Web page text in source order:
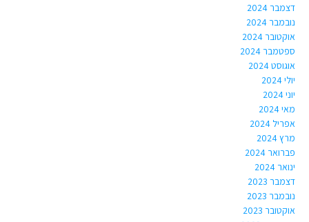
דצמבר 2024
נובמבר 2024
אוקטובר 2024
ספטמבר 2024
אוגוסט 2024
יולי 2024
יוני 2024
מאי 2024
אפריל 2024
מרץ 2024
פברואר 2024
ינואר 2024
דצמבר 2023
נובמבר 2023
אוקטובר 2023